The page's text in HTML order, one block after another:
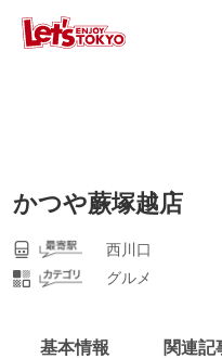
かつや蕨塚越店
西川口
グルメ
基本情報 関連記